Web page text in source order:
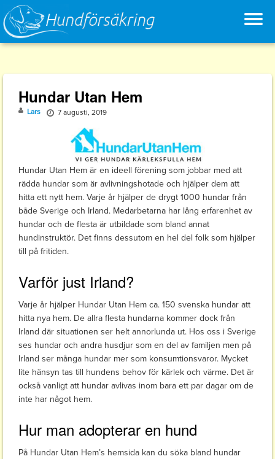
Skip
to
Hundar Utan Hem
Lars 7 augusti, 2019
Hundar Utan Hem är en ideell förening som jobbar med att
rädda hundar som är avlivningshotade och hjälper dem att
hitta ett nytt hem. Varje år hjälper de drygt 1000 hundar från
både Sverige och Irland. Medarbetarna har lång erfarenhet av
hundar och de flesta är utbildade som bland annat
hundinstruktör. Det finns dessutom en hel del folk som hjälper
till på fritiden.
Varför just Irland?
Varje år hjälper Hundar Utan Hem ca. 150 svenska hundar att
hitta nya hem. De allra flesta hundarna kommer dock från
Irland där situationen ser helt annorlunda ut. Hos oss i Sverige
ses hundar och andra husdjur som en del av familjen men på
Irland ser många hundar mer som konsumtionsvaror. Mycket
lite hänsyn tas till hundens behov för kärlek och värme. Det är
också vanligt att hundar avlivas inom bara ett par dagar om de
inte har något hem.
Hur man adopterar en hund
På Hundar Utan Hem’s hemsida kan du söka bland hundar